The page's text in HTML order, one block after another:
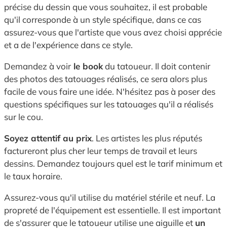
précise du dessin que vous souhaitez, il est probable
qu'il corresponde à un style spécifique, dans ce cas
assurez-vous que l'artiste que vous avez choisi apprécie
et a de l'expérience dans ce style.
Demandez à voir le bookdu tatoueur. Il doit contenir
des photos des tatouages réalisés, ce sera alors plus
facile de vous faire une idée. N'hésitez pas à poser des
questions spécifiques sur les tatouages qu'il a réalisés
sur le cou.
Soyez attentif au prix. Les artistes les plus réputés
factureront plus cher leur temps de travail et leurs
dessins. Demandez toujours quel est le tarif minimum et
le taux horaire.
Assurez-vous qu'il utilise du matériel stérile et neuf. La
propreté de l'équipement est essentielle. Il est important
de s'assurer que le tatoueur utilise une aiguille et un